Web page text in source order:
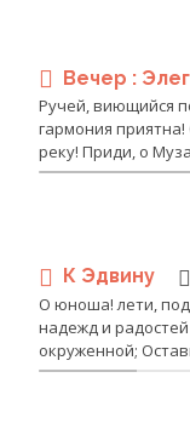
Вечер :
Ручей, виющийся
гармония
реку! Приди, о
К Эдвину
О юноша! лети,
надежд и
окруженной;